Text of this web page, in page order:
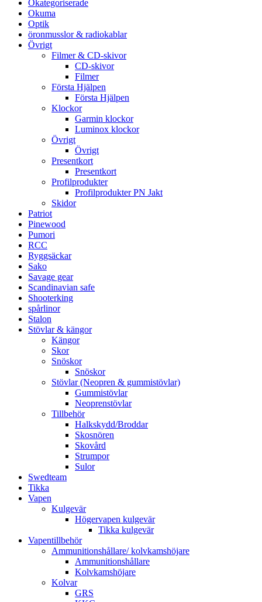
Okategoriserade
Okuma
Optik
öronmusslor & radiokablar
Övrigt
Filmer & CD-skivor
CD-skivor
Filmer
Första Hjälpen
Första Hjälpen
Klockor
Garmin klockor
Luminox klockor
Övrigt
Övrigt
Presentkort
Presentkort
Profilprodukter
Profilprodukter PN Jakt
Skidor
Patriot
Pinewood
Pumori
RCC
Ryggsäckar
Sako
Savage gear
Scandinavian safe
Shooterking
spårlinor
Stalon
Stövlar & kängor
Kängor
Skor
Snöskor
Snöskor
Stövlar (Neopren & gummistövlar)
Gummistövlar
Neoprenstövlar
Tillbehör
Halkskydd/Broddar
Skosnören
Skovård
Strumpor
Sulor
Swedteam
Tikka
Vapen
Kulgevär
Högervapen kulgevär
Tikka kulgevär
Vapentillbehör
Ammunitionshållare/ kolvkamshöjare
Ammunitionshållare
Kolvkamshöjare
Kolvar
GRS